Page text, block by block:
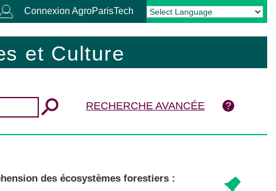
Connexion AgroParisTech
Powered by Translate
et Culture
RECHERCHE AVANCÉE
des écosystèmes forestiers :